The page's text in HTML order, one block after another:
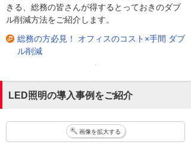
きる、総務の皆さんが得するとっておきのダブ
ル削減方法をご紹介します。
総務の方必見！ オフィスのコスト×手間 ダブ
ル削減
LED照明の導入事例をご紹介
画像を拡大する